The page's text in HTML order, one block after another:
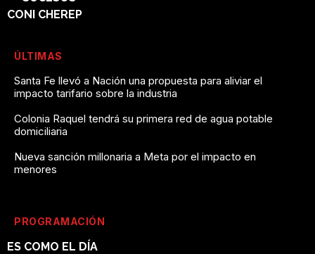
CONI CHEREP
ÚLTIMAS
Santa Fe llevó a Nación una propuesta para aliviar el
impacto tarifario sobre la industria
Colonia Raquel tendrá su primera red de agua potable
domiciliaria
Nueva sanción millonaria a Meta por el impacto en
menores
PROGRAMACIÓN
ES COMO EL DÍA